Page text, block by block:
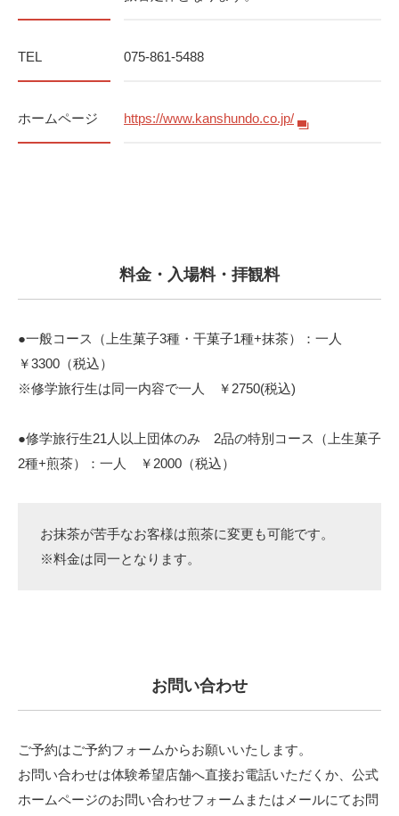
TEL 075-861-5488
ホームページ https://www.kanshundo.co.jp/
料金・入場料・拝観料
●一般コース（上生菓子3種・干菓子1種+抹茶）：一人
￥3300（税込）
※修学旅行生は同一内容で一人 ￥2750(税込)
●修学旅行生21人以上団体のみ 2品の特別コース（上生菓子
2種+煎茶）：一人 ￥2000（税込）
お抹茶が苦手なお客様は煎茶に変更も可能です。
※料金は同一となります。
お問い合わせ
ご予約はご予約フォームからお願いいたします。
お問い合わせは体験希望店舗へ直接お電話いただくか、公式
ホームページのお問い合わせフォームまたはメールにてお問